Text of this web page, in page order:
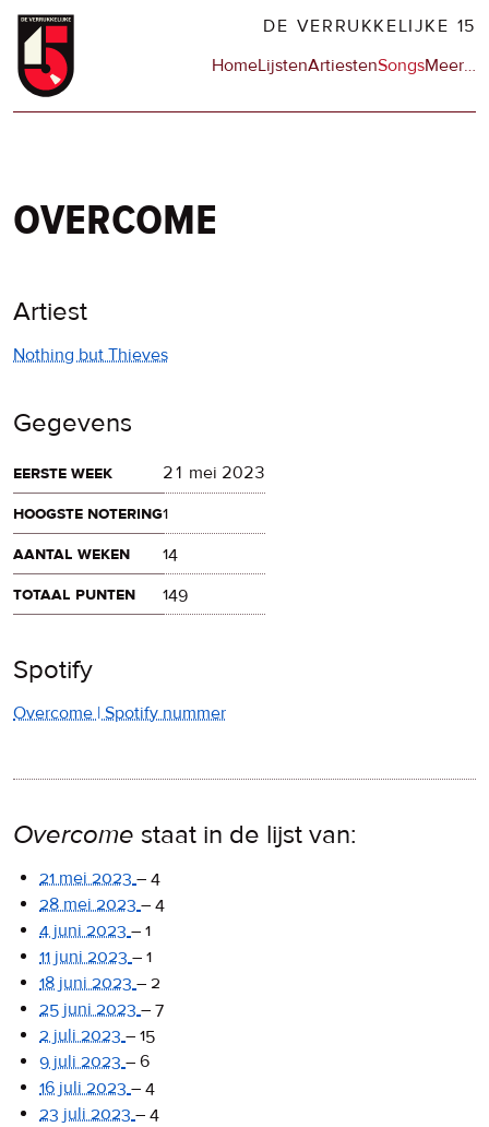
Overslaan
naar
DE VERRUKKELIJKE 15
Hoofdnavigatie
HomeLijstenArtiestenSongsMeerop
…
overcome
Artiest
Nothing but Thieves
Gegevens
eerste week
21 mei 2023
hoogste notering1
aantal weken
14
totaal punten
149
Spotify
Overcome | Spotify nummer
Overcome staat in de lijst van:
21 mei 2023 – 4
28 mei 2023 – 4
4 juni 2023 – 1
11 juni 2023 – 1
18 juni 2023 – 2
25 juni 2023 – 7
2 juli 2023 – 15
9 juli 2023 – 6
16 juli 2023 – 4
23 juli 2023 – 4